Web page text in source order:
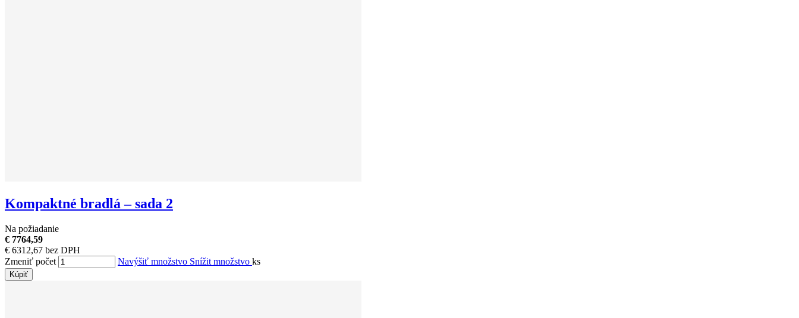
Kompaktné bradlá – sada 2
Na požiadanie
€ 7764,59
€ 6312,67 bez DPH
Zmeniť počet
Navýšiť množstvo Snížit množstvo ks
Kúpiť